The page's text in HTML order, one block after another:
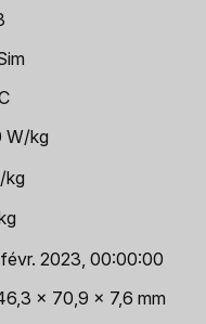
W/kg
kg
2023, 00:00:00
x 70,9 x 7,6 mm